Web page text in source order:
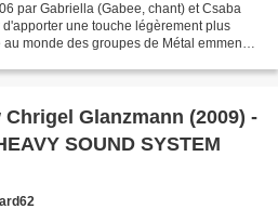
par Gabriella (Gabee, chant) et Csaba
une touche légèrement plus
monde des groupes de Métal emmené
Glanzmann (2009) -
SOUND SYSTEM